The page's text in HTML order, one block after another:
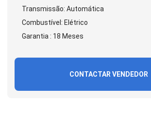
Transmissão: Automática
Combustível: Elétrico
Garantia : 18 Meses
CONTACTAR VENDEDOR